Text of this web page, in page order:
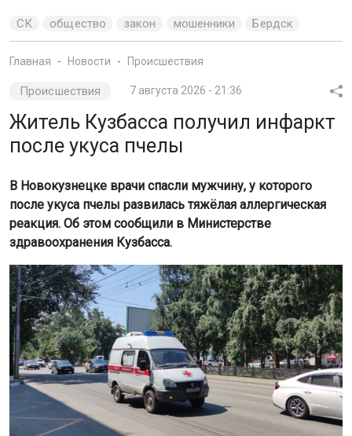
СК общество закон мошенники Бердск
Главная Новости Происшествия
Происшествия 7 августа 2026 - 21:36
Житель Кузбасса получил инфаркт
после укуса пчелы
В Новокузнецке врачи спасли мужчину, у которого
после укуса пчелы развилась тяжёлая аллергическая
реакция. Об этом сообщили в Министерстве
здравоохранения Кузбасса.